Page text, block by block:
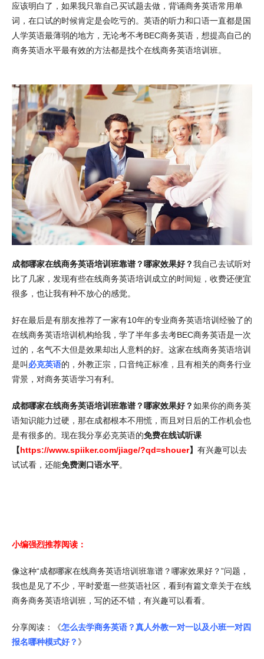
应该明白了，如果我只靠自己买试题去做，背诵商务英语常用单
词，在口试的时候肯定是会吃亏的。英语的听力和口语一直都是国
人学英语最薄弱的地方，无论考不考BEC商务英语，想提高自己的
商务英语水平最有效的方法都是找个在线商务英语培训班。
成都哪家在线商务英语培训班靠谱？哪家效果好？我自己去试听对
比了几家，发现有些在线商务英语培训成立的时间短，收费还便宜
很多，也让我有种不放心的感觉。
好在最后是有朋友推荐了一家有10年的专业商务英语培训经验了的
在线商务英语培训机构给我，学了半年多去考BEC商务英语是一次
过的，名气不大但是效果却出人意料的好。这家在线商务英语培训
是叫 必克英语的，外教正宗，口音纯正标准，且有相关的商务行业
背景，对商务英语学习有利。
成都哪家在线商务英语培训班靠谱？哪家效果好？如果你的商务英
语知识能力过硬，那在成都根本不用慌，而且对日后的工作机会也
是有很多的。现在我分享必克英语的免费在线试听课
【https://www.spiiker.com/jiage/?qd=shouer】 有兴趣可以去
试试看，还能免费测口语水平。
小编强烈推荐阅读：
像这种“成都哪家在线商务英语培训班靠谱？哪家效果好？”问题，
我也是见了不少，平时爱逛一些英语社区，看到有篇文章关于在线
商务商务英语培训班，写的还不错，有兴趣可以看看。
分享阅读：《怎么去学商务英语？真人外教一对一以及小班一对四
报名哪种模式好？ 》